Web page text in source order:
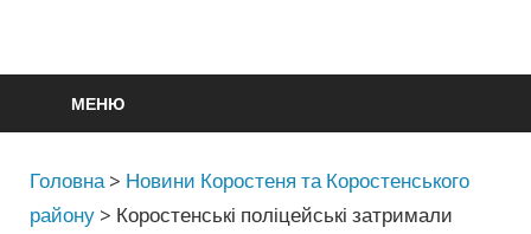
МЕНЮ
Головна > Новини Коростеня та Коростенського
району > Коростенські поліцейські затримали